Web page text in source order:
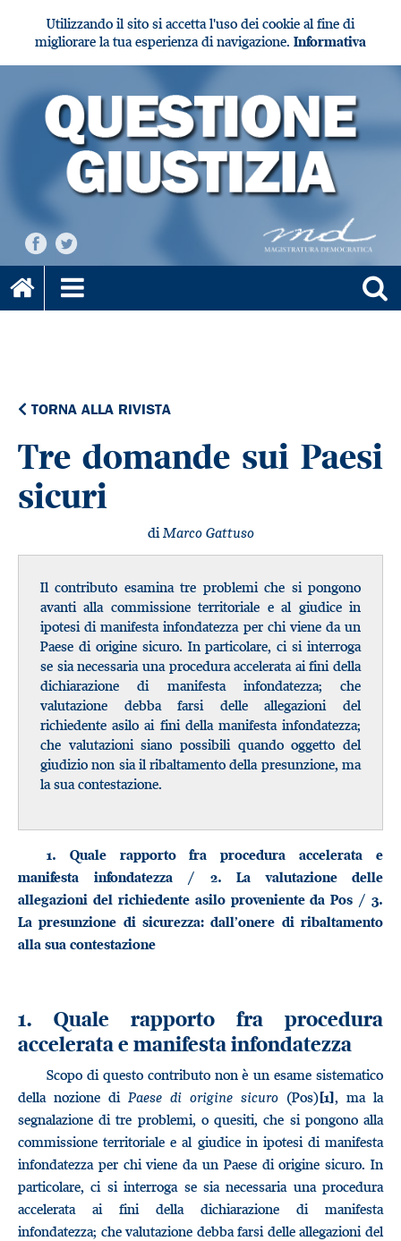
Utilizzando il sito si accetta l'uso dei cookie al fine di
migliorare la tua esperienza di navigazione. Informativa
TORNA ALLA RIVISTA
Tre domande sui Paesi
sicuri
diMarco Gattuso
Il contributo esamina tre problemi che si pongono
avanti alla commissione territoriale e al giudice in
ipotesi di manifesta infondatezza per chi viene da un
Paese di origine sicuro. In particolare, ci si interroga
se sia necessaria una procedura accelerata ai fini della
dichiarazione di manifesta infondatezza; che
valutazione debba farsi delle allegazioni del
richiedente asilo ai fini della manifesta infondatezza;
che valutazioni siano possibili quando oggetto del
giudizio non sia il ribaltamento della presunzione, ma
la sua contestazione.
1. Quale rapporto fra procedura accelerata e
manifesta infondatezza / 2. La valutazione delle
allegazioni del richiedente asilo proveniente da Pos / 3.
La presunzione di sicurezza: dall’onere di ribaltamento
alla sua contestazione
1. Quale rapporto fra procedura
accelerata e manifesta infondatezza
Scopo di questo contributo non è un esame sistematico
della nozione diPaese di origine sicuro (Pos)[1], ma la
segnalazione di tre problemi, o quesiti, che si pongono alla
commissione territoriale e al giudice in ipotesi di manifesta
infondatezza per chi viene da un Paese di origine sicuro. In
particolare, ci si interroga se sia necessaria una procedura
accelerata ai fini della dichiarazione di manifesta
infondatezza; che valutazione debba farsi delle allegazioni del